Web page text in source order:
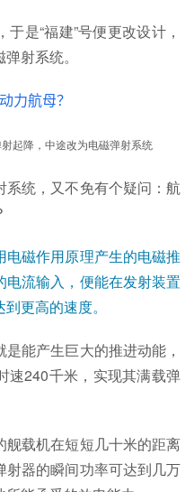
是“福建”号便更改设计，
射系统。
起降，中途改为电磁弹射系统
统，又不免有个疑问：航
磁作用原理产生的电磁推
流输入，便能在发射装置
更高的速度。
能产生巨大的推进动能，
速240千米，实现其满载弹
载机在短短几十米的距离
器的瞬间功率可达到几万